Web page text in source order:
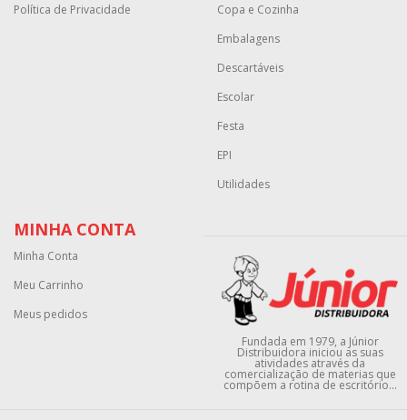
Política de Privacidade
Copa e Cozinha
Embalagens
Descartáveis
Escolar
Festa
EPI
Utilidades
MINHA CONTA
Minha Conta
Meu Carrinho
Meus pedidos
Fundada em 1979, a Júnior
Distribuidora iniciou as suas
atividades através da
comercialização de materias que
compõem a rotina de escritório...